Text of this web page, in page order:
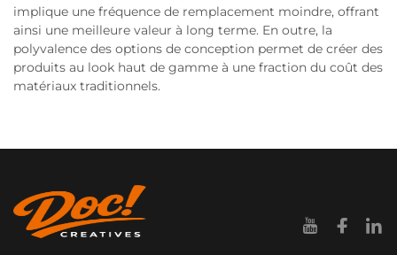
implique une fréquence de remplacement moindre, offrant
ainsi une meilleure valeur à long terme. En outre, la
polyvalence des options de conception permet de créer des
produits au look haut de gamme à une fraction du coût des
matériaux traditionnels.